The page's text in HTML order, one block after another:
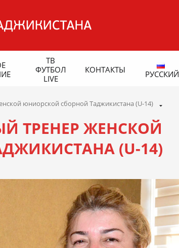
ТВ
ФУТБОЛ
LIVE
КОНТАКТЫ РУССКИЙ
юниорской сборной Таджикистана (U-14)
ТРЕНЕР ЖЕНСКОЙ
(U-14)